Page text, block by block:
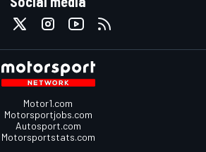
Motor1.com
Motorsportjobs.com
Autosport.com
Motorsportstats.com